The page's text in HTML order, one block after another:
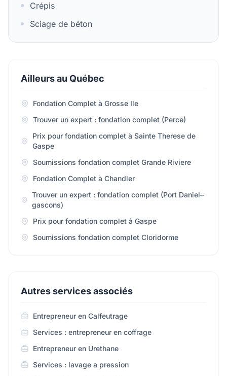
Crépis
Sciage de béton
Ailleurs au Québec
Fondation Complet à Grosse Ile
Trouver un expert : fondation complet (Perce)
Prix pour fondation complet à Sainte Therese de
Gaspe
Soumissions fondation complet Grande Riviere
Fondation Complet à Chandler
Trouver un expert : fondation complet (Port Daniel–
gascons)
Prix pour fondation complet à Gaspe
Soumissions fondation complet Cloridorme
Autres services associés
Entrepreneur en Calfeutrage
Services : entrepreneur en coffrage
Entrepreneur en Urethane
Services : lavage a pression